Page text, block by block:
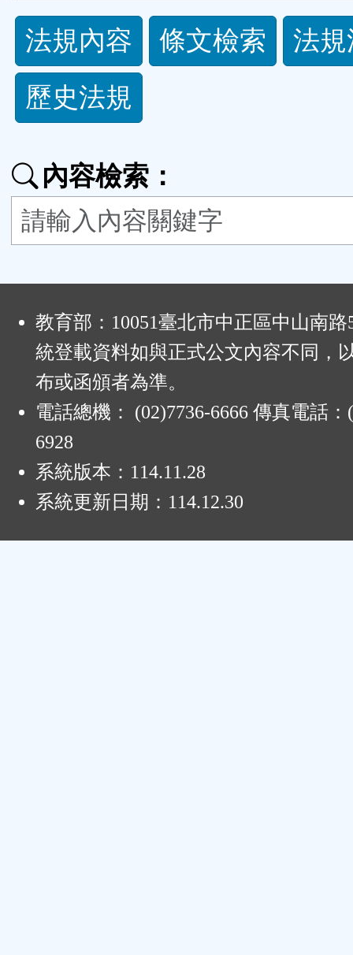
法
規
功
按
鈕
法規內容 條文檢索
法
歷史法規
內容檢索：
教育部：10051臺北市中正區中山南
統登載資料如與正式公文內容不同，
布或函頒者為準。
電話總機： (02)7736-6666 傳真電話：
6928
系統版本： 114.11.28
系統更新日期： 114.12.30